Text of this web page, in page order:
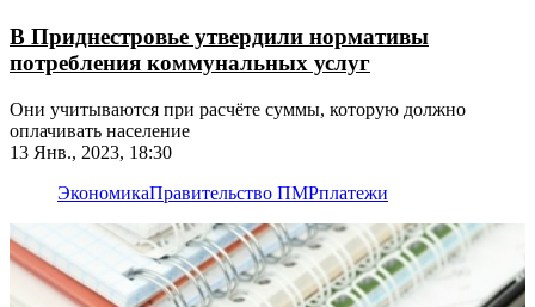
В Приднестровье утвердили нормативы
потребления коммунальных услуг
Они учитываются при расчёте суммы, которую должно
оплачивать население
13 Янв., 2023, 18:30
ЭкономикаПравительство ПМРплатежи